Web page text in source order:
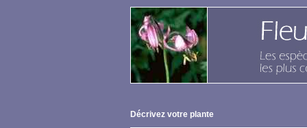
Décrivez votre plante